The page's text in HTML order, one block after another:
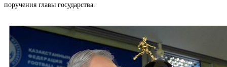
поручения главы государства.